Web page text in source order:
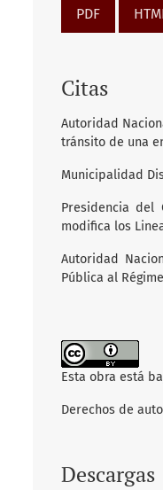
PDF
Citas
Autoridad
tránsito de una
Municipalidad
Presidencia del
modifica los
Autoridad
Pública al
Esta obra está
Derechos de
Descargas